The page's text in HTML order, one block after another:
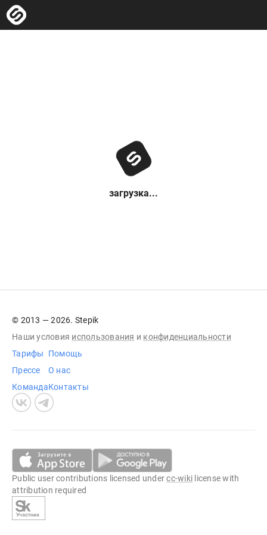
загрузка...
© 2013 — 2026. Stepik
Наши условия использования и конфиденциальности
Тарифы
Прессе
Команда
Помощь
О нас
Контакты
Public user contributions licensed undercc-wiki license with
attribution required